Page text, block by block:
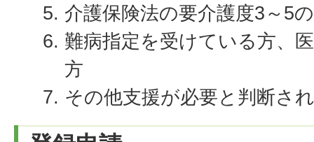
介護保険法の要介護度3～5
難病指定を受けている方、
方
その他支援が必要と判断さ